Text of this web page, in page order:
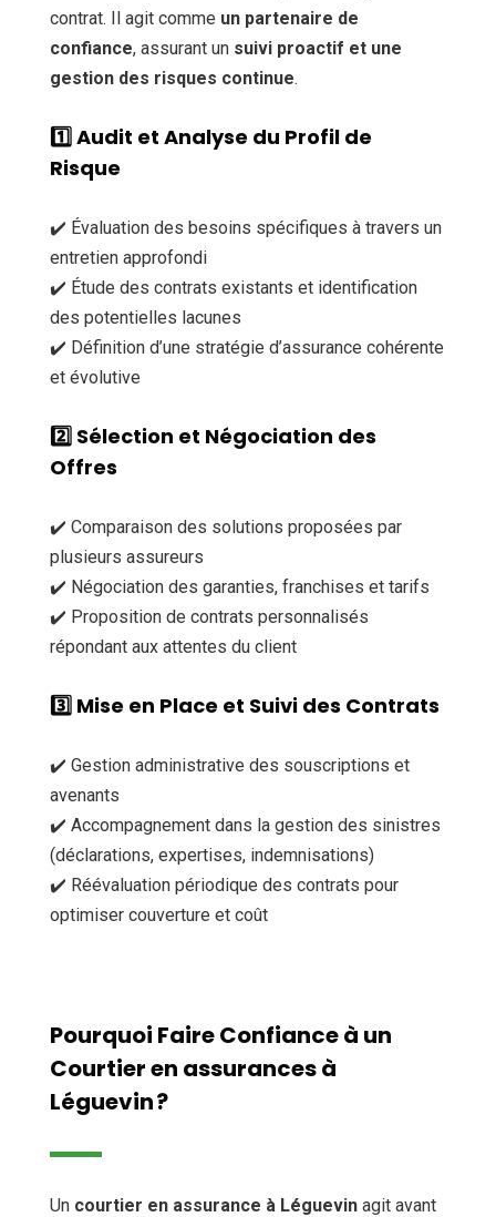
contrat. Il agit comme un partenaire de
confiance, assurant un suivi proactif et une
gestion des risques continue.
1️⃣Audit et Analyse du Profil de
Risque
✔️ Évaluation des besoins spécifiques à travers un
entretien approfondi
✔️ Étude des contrats existants et identification
des potentielles lacunes
✔️ Définition d’une stratégie d’assurance cohérente
et évolutive
2️⃣ Sélection et Négociation des
Offres
✔️ Comparaison des solutions proposées par
plusieurs assureurs
✔️ Négociation des garanties, franchises et tarifs
✔️ Proposition de contrats personnalisés
répondant aux attentes du client
3️⃣ Mise en Place et Suivi des Contrats
✔️ Gestion administrative des souscriptions et
avenants
✔️ Accompagnement dans la gestion des sinistres
(déclarations, expertises, indemnisations)
✔️ Réévaluation périodique des contrats pour
optimiser couverture et coût
Pourquoi Faire Confiance à un
Courtier en assurances à
Léguevin ?
Un courtier en assurance à Léguevin agit avant